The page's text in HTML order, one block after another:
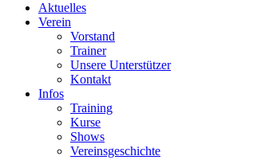
Aktuelles
Verein
Vorstand
Trainer
Unsere Unterstützer
Kontakt
Infos
Training
Kurse
Shows
Vereinsgeschichte